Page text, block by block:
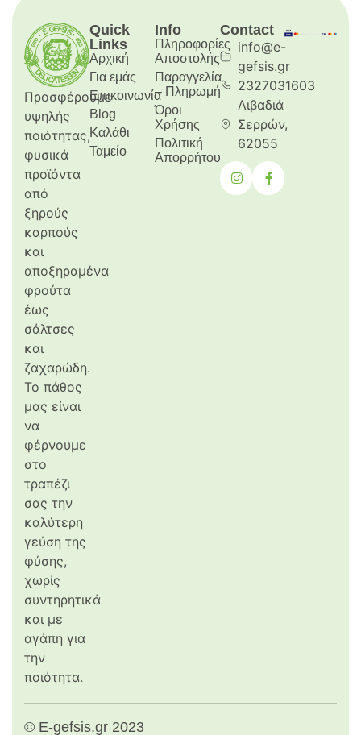
Προσφέρουμε
υψηλής
ποιότητας,
φυσικά
προϊόντα
από
ξηρούς
καρπούς
και
αποξηραμένα
φρούτα
έως
σάλτσες
και
ζαχαρώδη.
Το πάθος
μας είναι
να
φέρνουμε
στο
τραπέζι
σας την
καλύτερη
γεύση της
φύσης,
χωρίς
συντηρητικά
και με
αγάπη για
την
ποιότητα.
Quick
Links
Αρχική
Για εμάς
Επικοινωνία
Blog
Καλάθι
Ταμείο
Info
Πληροφορίες
Aποστολής
Παραγγελία
– Πληρωμή
Όροι
Χρήσης
Πολιτική
Απορρήτου
Contact
info@e-
gefsis.gr
2327031603
Λιβαδιά
Σερρών,
62055
© E-gefsis.gr 2023